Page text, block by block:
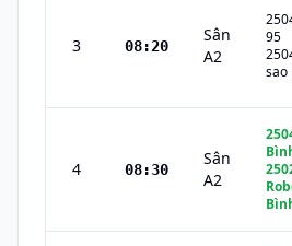
3 08:20
Sân
A2
95
sao
4 08:30
Sân
A2